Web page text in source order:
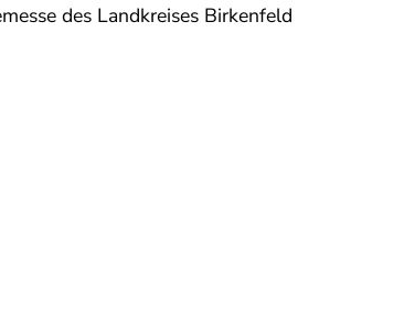
des Landkreises Birkenfeld